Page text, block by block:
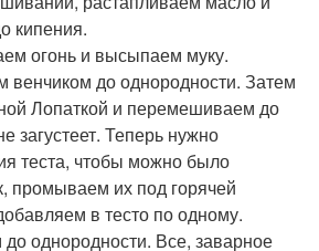
кипения.
огонь и высыпаем муку.
венчиком до однородности. Затем
Лопаткой и перемешиваем до
загустеет. Теперь нужно
теста, чтобы можно было
промываем их под горячей
в тесто по одному.
однородности. Все, заварное